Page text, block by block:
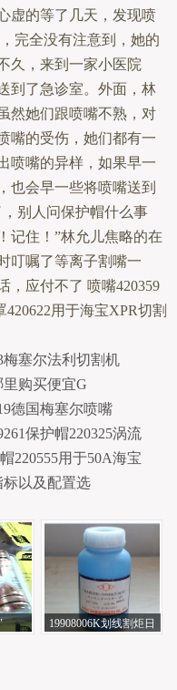
虚的等了几天，发现喷
完全没有注意到，她的
久，来到一家小医院
到了急诊室。外面，林
然她们跟喷嘴不熟，对
嘴的受伤，她们都有一
喷嘴的异样，如果早一
也会早一些将喷嘴送到
别人问保护帽什么事
记住！”林允儿焦略的在
叮嘱了等离子割嘴一
，应付不了 喷嘴420359
420622用于海宝XPR切割
梅塞尔法利切割机
购买便宜G
德国梅塞尔喷嘴
保护帽220325涡流
220555用于50A海宝
以及配置选
19908006K划线割炬日